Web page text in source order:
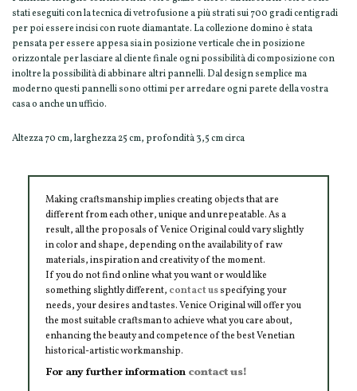
stati eseguiti con la tecnica di vetrofusione a più strati sui 700 gradi centigradi
per poi essere incisi con ruote diamantate. La collezione domino è stata
pensata per essere appesa sia in posizione verticale che in posizione
orizzontale per lasciare al cliente finale ogni possibilità di composizione con
inoltre la possibilità di abbinare altri pannelli. Dal design semplice ma
moderno questi pannelli sono ottimi per arredare ogni parete della vostra
casa o anche un ufficio.
Altezza 70 cm, larghezza 25 cm, profondità 3,5 cm circa
Making craftsmanship implies creating objects that are
different from each other, unique and unrepeatable. As a
result, all the proposals of Venice Original could vary slightly
in color and shape, depending on the availability of raw
materials, inspiration and creativity of the moment.
If you do not find online what you want or would like
something slightly different, contact usspecifying your
needs, your desires and tastes. Venice Original will offer you
the most suitable craftsman to achieve what you care about,
enhancing the beauty and competence of the best Venetian
historical-artistic workmanship.
For any further information contact us!